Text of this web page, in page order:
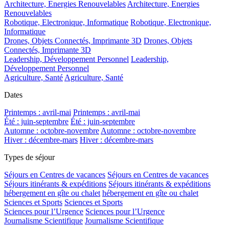
Architecture, Energies Renouvelables Architecture, Energies
Renouvelables
Robotique, Electronique, Informatique Robotique, Electronique,
Informatique
Drones, Objets Connectés, Imprimante 3D Drones, Objets
Connectés, Imprimante 3D
Leadership, Développement Personnel Leadership,
Développement Personnel
Agriculture, Santé Agriculture, Santé
Dates
Printemps : avril-mai Printemps : avril-mai
Été : juin-septembre Été : juin-septembre
Automne : octobre-novembre Automne : octobre-novembre
Hiver : décembre-mars Hiver : décembre-mars
Types de séjour
Séjours en Centres de vacances Séjours en Centres de vacances
Séjours itinérants & expéditions Séjours itinérants & expéditions
hébergement en gîte ou chalet hébergement en gîte ou chalet
Sciences et Sports Sciences et Sports
Sciences pour l’Urgence Sciences pour l’Urgence
Journalisme Scientifique Journalisme Scientifique